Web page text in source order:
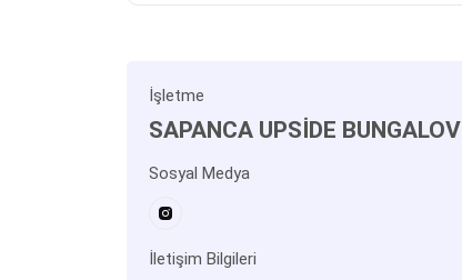
İşletme
SAPANCA UPSİDE BUNGALOV
Sosyal Medya
İletişim Bilgileri